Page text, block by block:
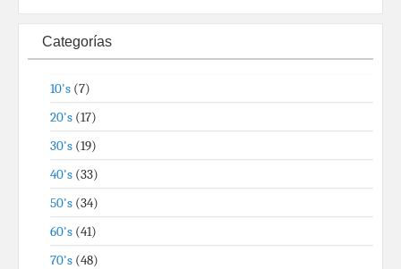
Categorías
10's (7)
20's (17)
30's (19)
40's (33)
50's (34)
60's (41)
70's (48)